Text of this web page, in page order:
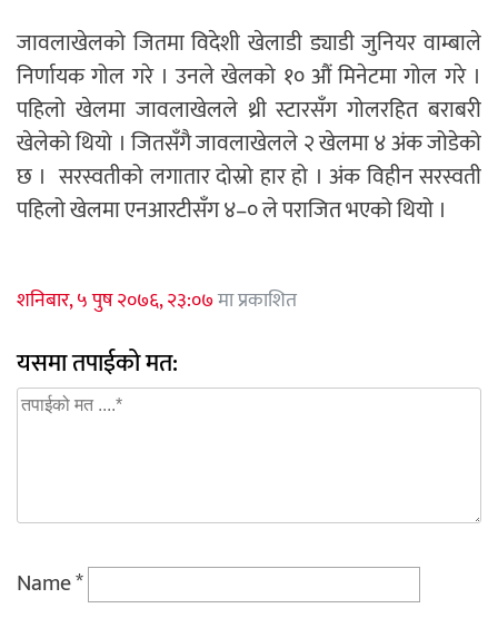
जावलाखेलको जितमा विदेशी खेलाडी ड्याडी जुनियर वाम्बाले
निर्णायक गोल गरे । उनले खेलको १० औं मिनेटमा गोल गरे ।
पहिलो खेलमा जावलाखेलले थ्री स्टारसँग गोलरहित बराबरी
खेलेको थियो । जितसँगै जावलाखेलले २ खेलमा ४ अंक जोडेको
छ । सरस्वतीको लगातार दोस्रो हार हो । अंक विहीन सरस्वती
पहिलो खेलमा एनआरटीसँग ४–० ले पराजित भएको थियो ।
शनिबार, ५ पुष २०७६, २३:०७मा प्रकाशित
यसमा तपाईको मत:
Name*